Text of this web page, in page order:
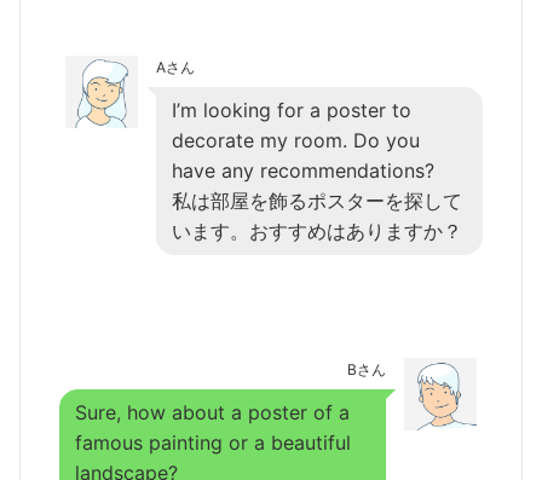
Aさん
I’m looking for a poster to
decorate my room. Do you
have any recommendations?
私は部屋を飾るポスターを探して
います。おすすめはありますか？
Bさん
Sure, how about a poster of a
famous painting or a beautiful
landscape?